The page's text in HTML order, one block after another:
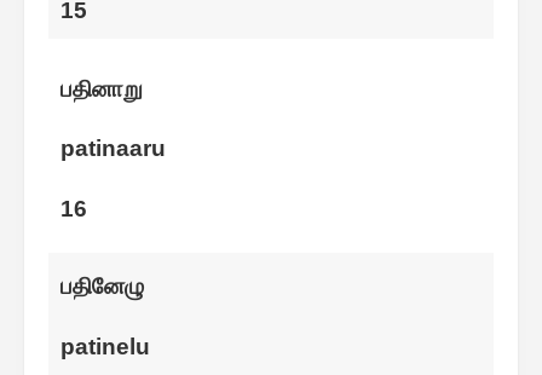
15
பதினாறு
patinaaru
16
பதினேழு
patinelu